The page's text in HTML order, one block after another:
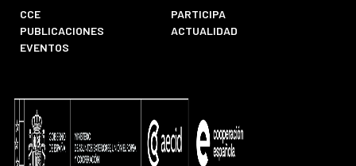
CCE
PARTICIPA
PUBLICACIONES
ACTUALIDAD
EVENTOS